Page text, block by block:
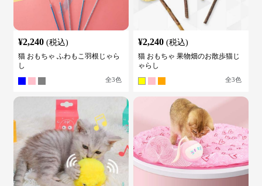
¥2,240 (税込)
猫 おもちゃ ふわもこ羽根じゃら
し
全3色
¥2,240 (税込)
猫 おもちゃ 果物畑のお散歩猫じ
ゃらし
全3色